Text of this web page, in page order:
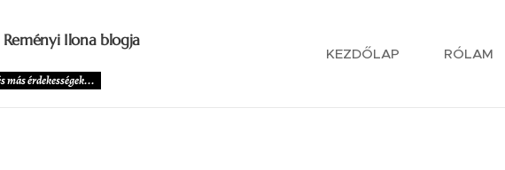
Ilona blogja
más érdekességek...
KEZDŐLAP RÓLAM